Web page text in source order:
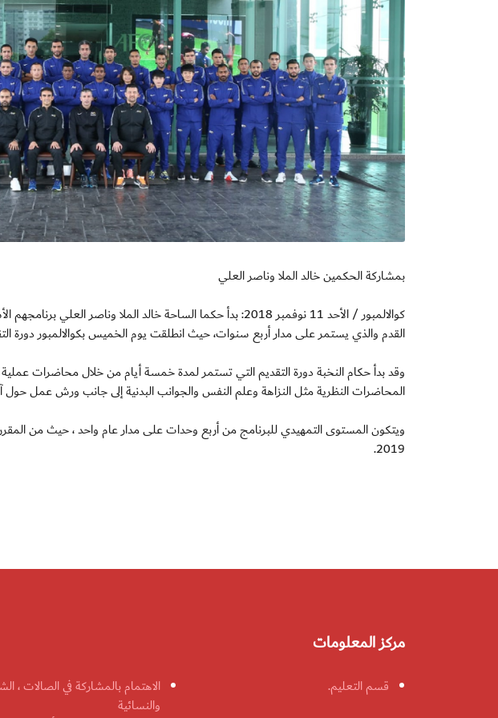
بمشاركة الحكمين خالد الملا وناصر العلي
كوالالمبور / الأحد 11 نوفمبر 2018: بدأ حكما الساحة خالد الملا
القدم والذي يستمر على مدار أربع سنوات، حيث انطلقت يوم الخميس بكوالالمبور دورة التقديم الأولى بمشاركة
وقد بدأ حكام النخبة دورة التقديم التي تستمر لمدة خمسة أيام من خلال محاضرات عملية
المحاضرات النظرية مثل النزاهة وعلم النفس والجوانب البدنية إلى جانب ورش عمل حول
ويتكون المستوى التمهيدي للبرنامج من أربع وحدات على مدار عام واحد ، حيث من المقرر
2019.
مركز المعلومات
قسم التعليم.
الاهتمام بالمشاركة في الصالات ،
والنسائية